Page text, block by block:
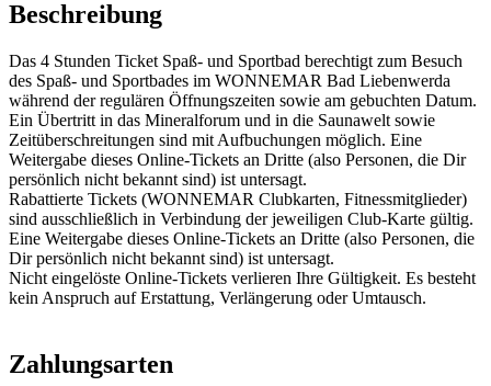
Beschreibung
Das 4 Stunden Ticket Spaß- und Sportbad berechtigt zum Besuch
des Spaß- und Sportbades im WONNEMAR Bad Liebenwerda
während der regulären Öffnungszeiten sowie am gebuchten Datum.
Ein Übertritt in das Mineralforum und in die Saunawelt sowie
Zeitüberschreitungen sind mit Aufbuchungen möglich. Eine
Weitergabe dieses Online-Tickets an Dritte (also Personen, die Dir
persönlich nicht bekannt sind) ist untersagt.
Rabattierte Tickets (WONNEMAR Clubkarten, Fitnessmitglieder)
sind ausschließlich in Verbindung der jeweiligen Club-Karte gültig.
Eine Weitergabe dieses Online-Tickets an Dritte (also Personen, die
Dir persönlich nicht bekannt sind) ist untersagt.
Nicht eingelöste Online-Tickets verlieren Ihre Gültigkeit. Es besteht
kein Anspruch auf Erstattung, Verlängerung oder Umtausch.
Zahlungsarten